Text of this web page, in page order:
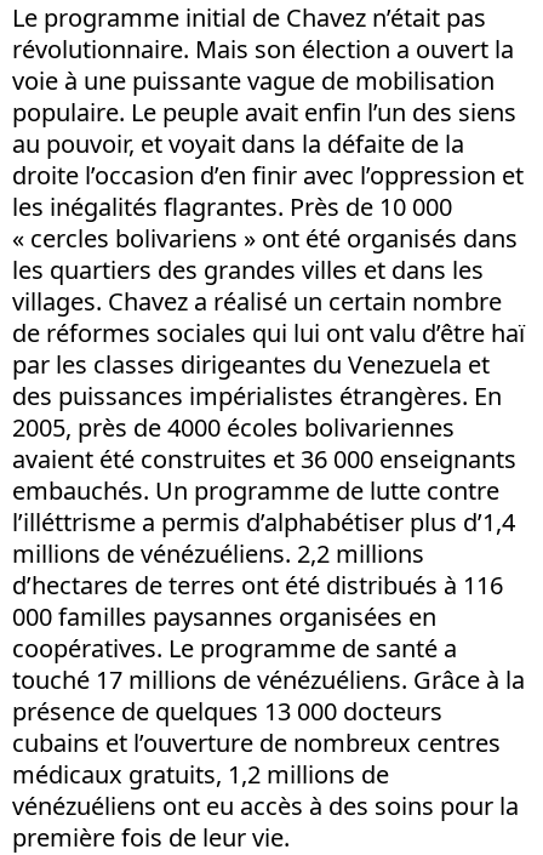
Le programme initial de Chavez n’était pas
révolutionnaire. Mais son élection a ouvert la
voie à une puissante vague de mobilisation
populaire. Le peuple avait enfin l’un des siens
au pouvoir, et voyait dans la défaite de la
droite l’occasion d’en finir avec l’oppression et
les inégalités flagrantes. Près de 10 000
« cercles bolivariens » ont été organisés dans
les quartiers des grandes villes et dans les
villages. Chavez a réalisé un certain nombre
de réformes sociales qui lui ont valu d’être haï
par les classes dirigeantes du Venezuela et
des puissances impérialistes étrangères. En
2005, près de 4000 écoles bolivariennes
avaient été construites et 36 000 enseignants
embauchés. Un programme de lutte contre
l’illéttrisme a permis d’alphabétiser plus d’1,4
millions de vénézuéliens. 2,2 millions
d’hectares de terres ont été distribués à 116
000 familles paysannes organisées en
coopératives. Le programme de santé a
touché 17 millions de vénézuéliens. Grâce à la
présence de quelques 13 000 docteurs
cubains et l’ouverture de nombreux centres
médicaux gratuits, 1,2 millions de
vénézuéliens ont eu accès à des soins pour la
première fois de leur vie.